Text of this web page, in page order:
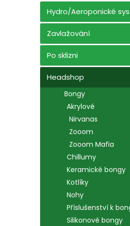
Hydro/Aeroponické
Zavlažování
Po sklizni
Headshop
Bongy
Akrylové
Nirvanas
Zooom
Zooom Mafia
Chillumy
Keramické bongy
Kotlíky
Nohy
Příslušenství k
Silikonové bongy